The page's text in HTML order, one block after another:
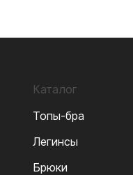
Каталог
Топы-бра
Легинсы
Брюки